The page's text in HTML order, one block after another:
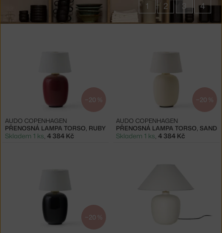
1 2 3 4
−20 %
PŘENOSNÁ LAMPA TORSO, RUBY
AUDO COPENHAGEN
Skladem 1 ks 4 384 Kč
−20 %
PŘENOSNÁ LAMPA TORSO, SAND
AUDO COPENHAGEN
Skladem 1 ks 4 384 Kč
−20 %